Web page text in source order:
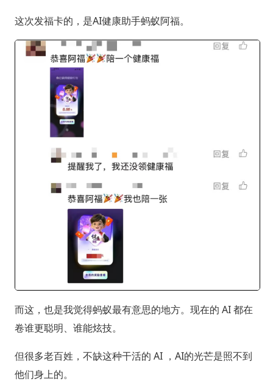
这次发福卡的，是AI健康助手蚂蚁阿福。
而这，也是我觉得蚂蚁最有意思的地方。现在的 AI 都在
卷谁更聪明、谁能炫技。
但很多老百姓，不缺这种干活的 AI ，AI的光芒是照不到
他们身上的。